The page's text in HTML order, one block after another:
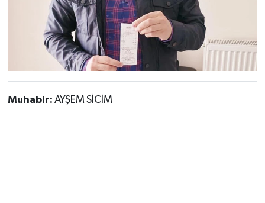
Muhabir: AYŞEM SİCİM